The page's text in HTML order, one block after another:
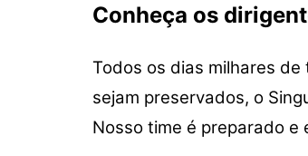
Conheça os
Todos os dias milhares
sejam preservados, o
Nosso time é preparado